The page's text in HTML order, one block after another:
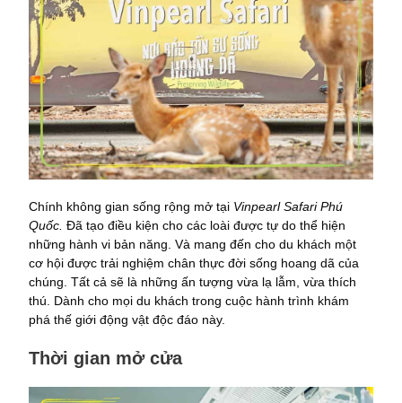
Chính không gian sống rộng mở tại Vinpearl Safari Phú
Quốc. Đã tạo điều kiện cho các loài được tự do thể hiện
những hành vi bản năng. Và mang đến cho du khách một
cơ hội được trải nghiệm chân thực đời sống hoang dã của
chúng. Tất cả sẽ là những ấn tượng vừa lạ lẫm, vừa thích
thú. Dành cho mọi du khách trong cuộc hành trình khám
phá thế giới động vật độc đáo này.
Thời gian mở cửa